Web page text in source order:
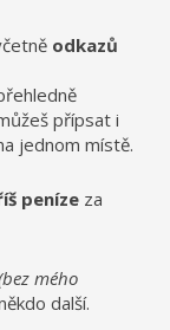
odkazů
přípsat i
jednom místě.
peníze za
mého
další.